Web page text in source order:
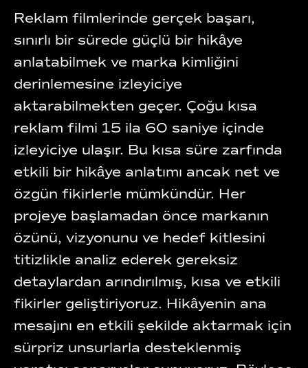
Reklam filmlerinde gerçek başarı,
sınırlı bir sürede güçlü bir hikâye
anlatabilmek ve marka kimliğini
derinlemesine izleyiciye
aktarabilmekten geçer. Çoğu kısa
reklam filmi 15 ila 60 saniye içinde
izleyiciye ulaşır. Bu kısa süre zarfında
etkili bir hikâye anlatımı ancak net ve
özgün fikirlerle mümkündür. Her
projeye başlamadan önce markanın
özünü, vizyonunu ve hedef kitlesini
titizlikle analiz ederek gereksiz
detaylardan arındırılmış, kısa ve etkili
fikirler geliştiriyoruz. Hikâyenin ana
mesajını en etkili şekilde aktarmak için
sürpriz unsurlarla desteklenmiş